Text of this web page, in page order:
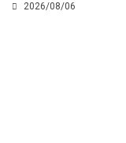
2026/08/06